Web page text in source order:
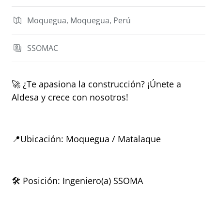
Moquegua, Moquegua, Perú
SSOMAC
🚀 ¿Te apasiona la construcción? ¡Únete a
Aldesa y crece con nosotros!
📍Ubicación: Moquegua / Matalaque
🛠 Posición: Ingeniero(a) SSOMA